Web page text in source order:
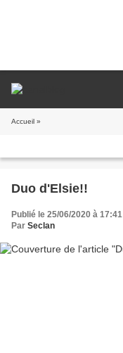
Accueil »
Duo d'Elsie!!
Publié le 25/06/2020 à 17:41
Par Seclan